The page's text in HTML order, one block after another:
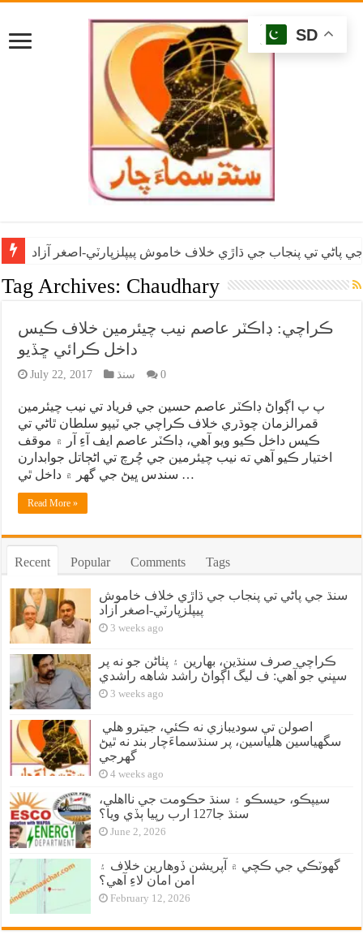
پاڻي تي پنجاب جي ڌاڙي خلاف خاموش پيپلزپارٽي-اصغر آزاد
Tag Archives: Chaudhary
ڪراچي: ڊاڪٽر عاصم نيب چيئرمين خلاف ڪيس
داخل ڪرائي ڇڏيو
July 22, 2017 سنڌ 0
پ پ اڳواڻ ڊاڪٽر عاصم حسين جي فرياد تي نيب چيئرمين
قمرالزمان چوڌري خلاف ڪراچي جي ٽيپو سلطان ٿاڻي تي
ڪيس داخل ڪيو ويو آهي، ڊاڪٽر عاصم ايف آءِ آر ۾ موقف
اختيار ڪيو آهي ته نيب چيئرمين جي چُرچ تي اڻڄاتل جوابدارن
سندس ڀيڻ جي گهر ۾ داخل ٿي …
Read More »
Recent Popular Comments Tags
سنڌ جي پاڻي تي پنجاب جي ڌاڙي خلاف خاموش
پيپلزپارٽي-اصغر آزاد
3 weeks ago
ڪراچي صرف سنڌين، بهارين ۽ پٺاڻن جو نه پر
سڀني جو آهي: ف ليگ اڳواڻ راشد شاهه راشدي
3 weeks ago
سگهياسين هلياسين، پر سنڌسماءَچار بند نه ٿيڻ
گهرجي
4 weeks ago
سيپڪو، حيسڪو ۽ سنڌ حڪومت جي نااهلي،
سنڌ جا127 ارب رپيا ٻڏي ويا؟
June 2, 2026
گهوٽڪي جي ڪچي ۾ آپريشن ڏوهارين خلاف ۽
امن امان لاءِ آهي؟
February 12, 2026
SD